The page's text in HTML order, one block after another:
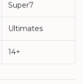
Super7
Ultimates
14+